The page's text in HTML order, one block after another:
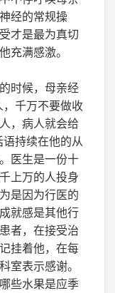
经的常规操
才是最为真切
充满感激。
时候，母亲经
，千万不要做收
，病人就会给
持续在他的从
医生是一份十
上万的人投身
是因为行医的
就感是其他行
者，在接受治
挂着他，在每
室表示感谢。
些水果是应季